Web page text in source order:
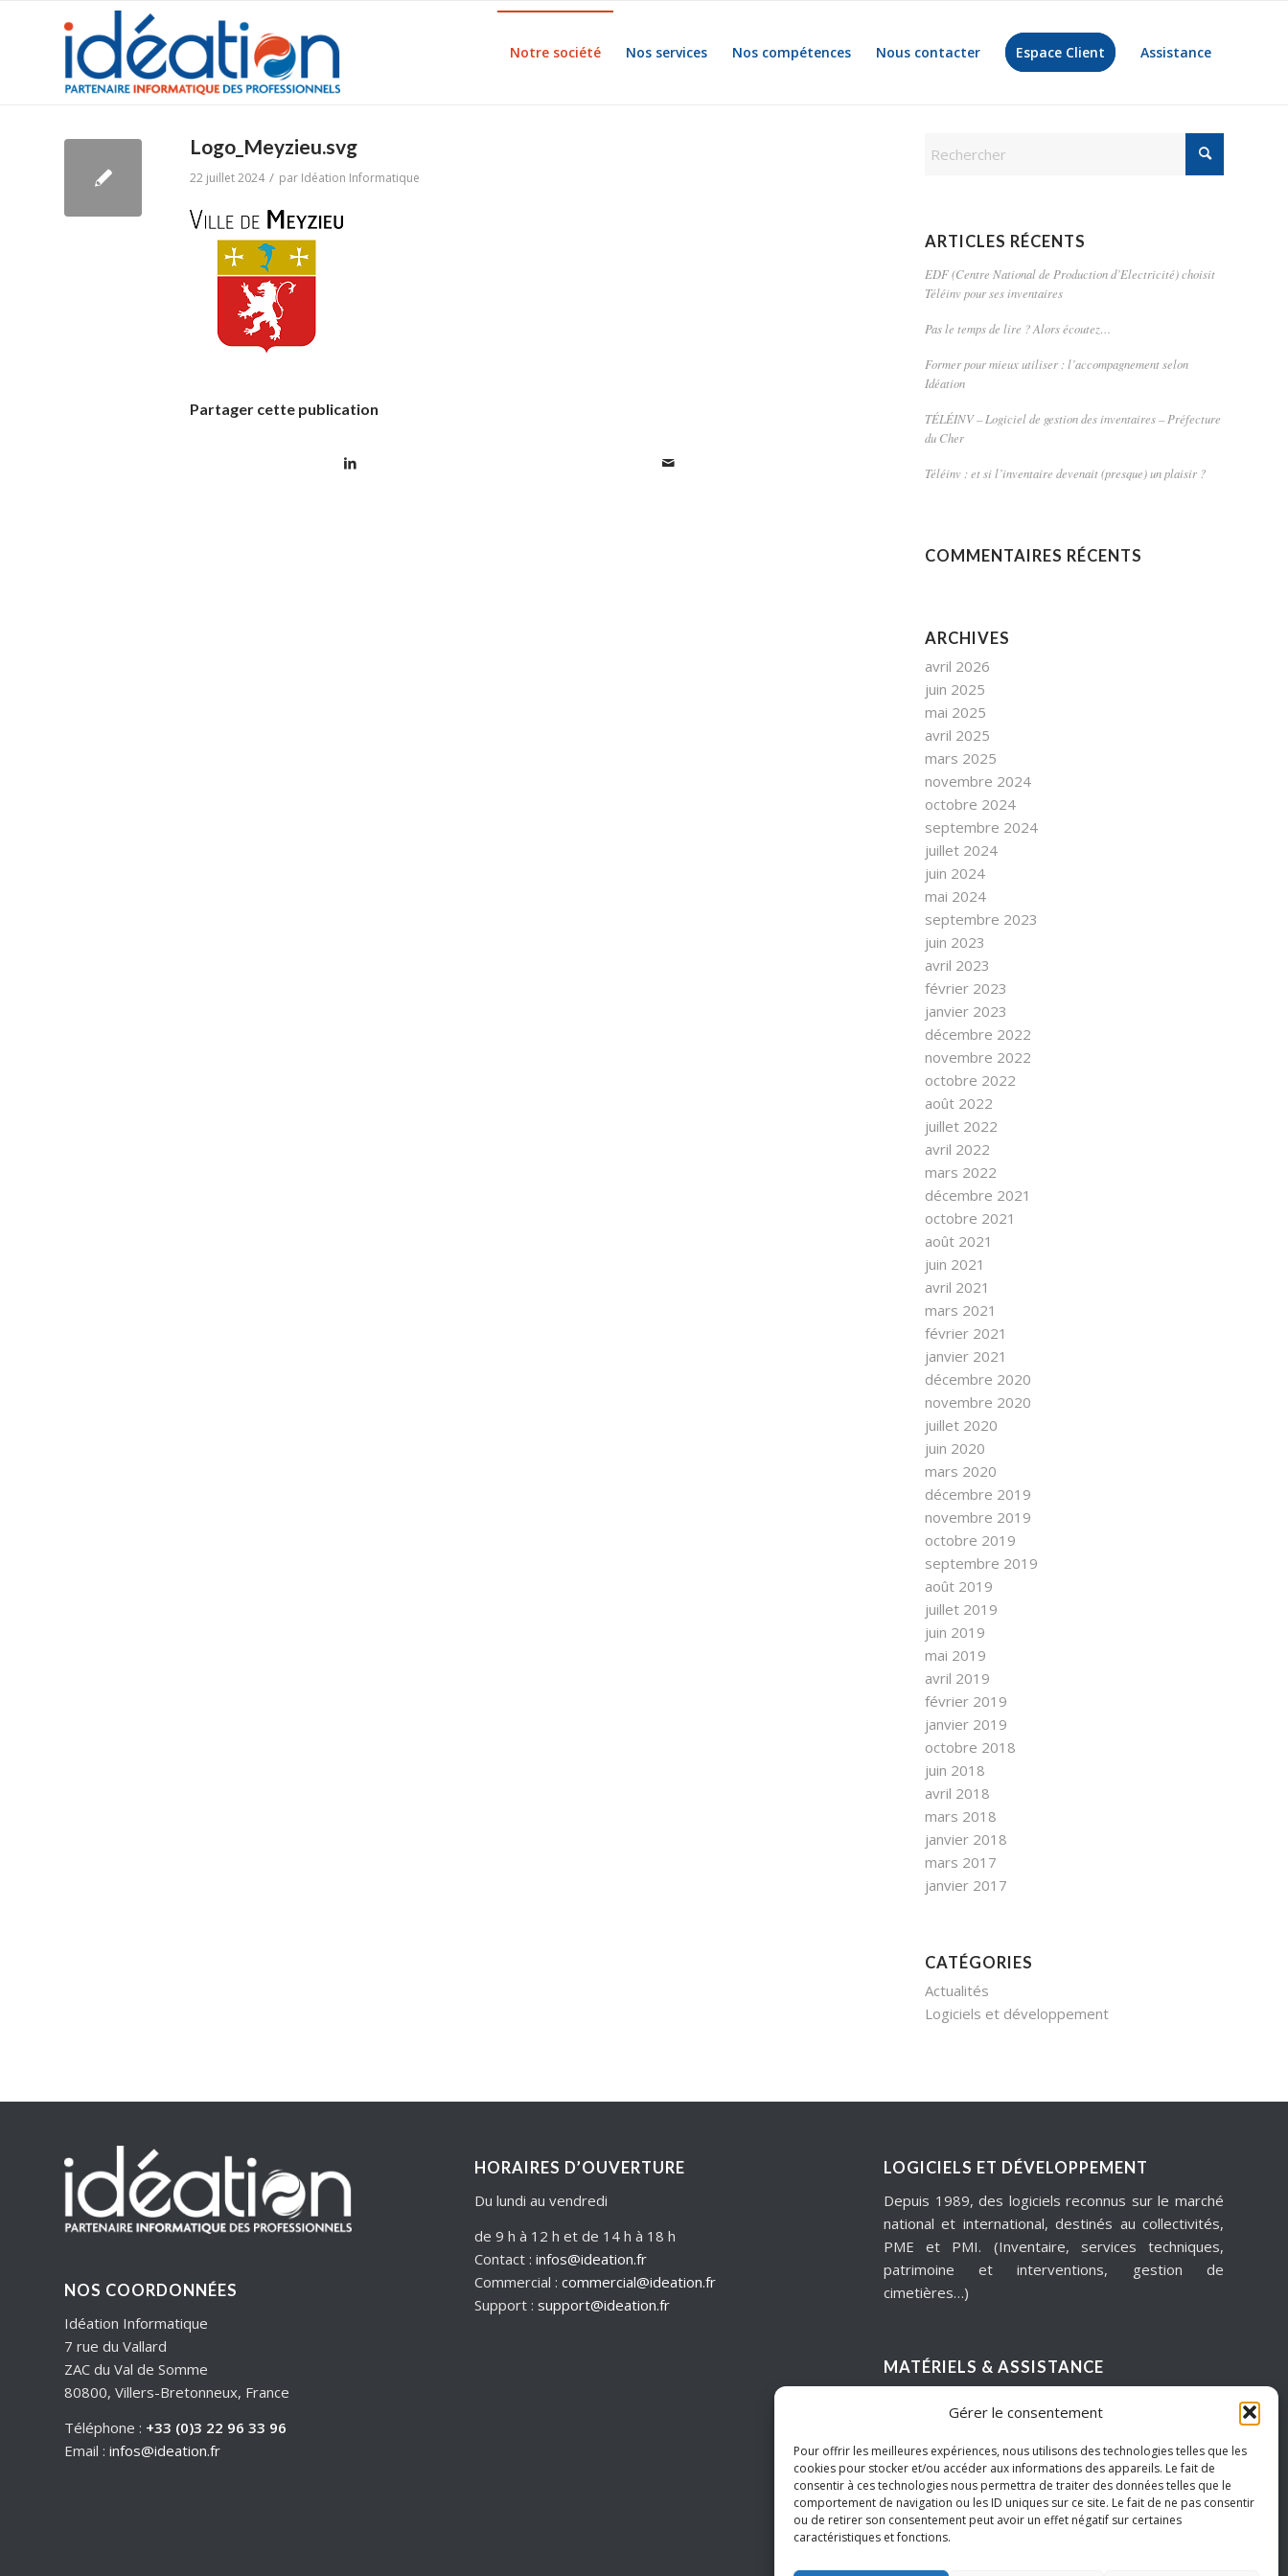
Gérer le consentement
Pour offrir les meilleures expériences, nous utilisons des technologies telles que les
cookies pour stocker et/ou accéder aux informations des appareils. Le fait de
consentir à ces technologies nous permettra de traiter des données telles que le
comportement de navigation ou les ID uniques sur ce site. Le fait de ne pas consentir
ou de retirer son consentement peut avoir un effet négatif sur certaines
caractéristiques et fonctions.
Notre société Nos services Nos compétences Nous contacter Espace Client Assistance
Logo_Meyzieu.svg
22 juillet 2024 / par Idéation Informatique
Partager cette publication
ARTICLES RÉCENTS
EDF (Centre National de Production d’Electricité) choisit
Téléinv pour ses inventaires
Pas le temps de lire ? Alors écoutez…
Former pour mieux utiliser : l’accompagnement selon
Idéation
TÉLÉINV – Logiciel de gestion des inventaires – Préfecture
du Cher
Téléinv : et si l’inventaire devenait (presque) un plaisir ?
COMMENTAIRES RÉCENTS
ARCHIVES
avril 2026
juin 2025
mai 2025
avril 2025
mars 2025
novembre 2024
octobre 2024
septembre 2024
juillet 2024
juin 2024
mai 2024
septembre 2023
juin 2023
avril 2023
février 2023
janvier 2023
décembre 2022
novembre 2022
octobre 2022
août 2022
juillet 2022
avril 2022
mars 2022
décembre 2021
octobre 2021
août 2021
juin 2021
avril 2021
mars 2021
février 2021
janvier 2021
décembre 2020
novembre 2020
juillet 2020
juin 2020
mars 2020
décembre 2019
novembre 2019
octobre 2019
septembre 2019
août 2019
juillet 2019
juin 2019
mai 2019
avril 2019
février 2019
janvier 2019
octobre 2018
juin 2018
avril 2018
mars 2018
janvier 2018
mars 2017
janvier 2017
CATÉGORIES
Actualités
Logiciels et développement
NOS COORDONNÉES
Idéation Informatique
7 rue du Vallard
ZAC du Val de Somme
80800, Villers-Bretonneux, France
Téléphone : +33 (0)3 22 96 33 96
Email : infos@ideation.fr
HORAIRES D’OUVERTURE
Du lundi au vendredi
de 9 h à 12 h et de 14 h à 18 h
Contact : infos@ideation.fr
Commercial : commercial@ideation.fr
Support : support@ideation.fr
LOGICIELS ET DÉVELOPPEMENT
Depuis 1989, des logiciels reconnus sur le marché
national et international, destinés au collectivités,
PME et PMI. (Inventaire, services techniques,
patrimoine et interventions, gestion de
cimetières…)
MATÉRIELS & ASSISTANCE
sécurité informatique, infogérance, virtualisation,
cloud services, internet… Pour garantir notre
réactivité, nous intervenons sur un périmètre
géographique de proximité.
Hauts de France – Picardie – Amiens.